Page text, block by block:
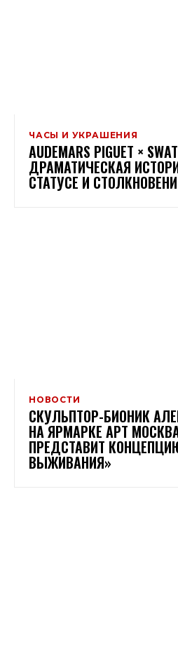
ЧАСЫ И УКРАШЕНИЯ
AUDEMARS PIGUET ×
ДРАМАТИЧЕСКАЯ
СТАТУСЕ И
НОВОСТИ
СКУЛЬПТОР-БИОНИК
НА ЯРМАРКЕ АРТ
ПРЕДСТАВИТ
ВЫЖИВАНИЯ»